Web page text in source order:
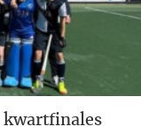
kwartfinales